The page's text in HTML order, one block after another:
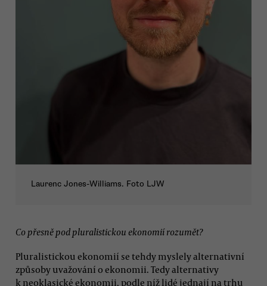
Laurenc Jones-Williams. Foto LJW
Co přesně pod pluralistickou ekonomií rozumět?
Pluralistickou ekonomií se tehdy myslely alternativní
způsoby uvažování o ekonomii. Tedy alternativy
k neoklasické ekonomii, podle níž lidé jednají na trhu